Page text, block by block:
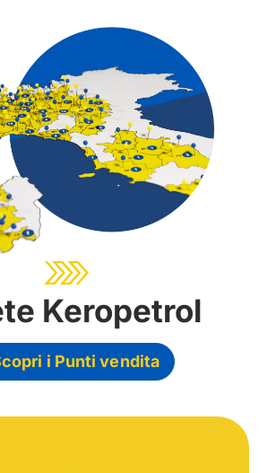
Keropetrol​
i Punti vendita